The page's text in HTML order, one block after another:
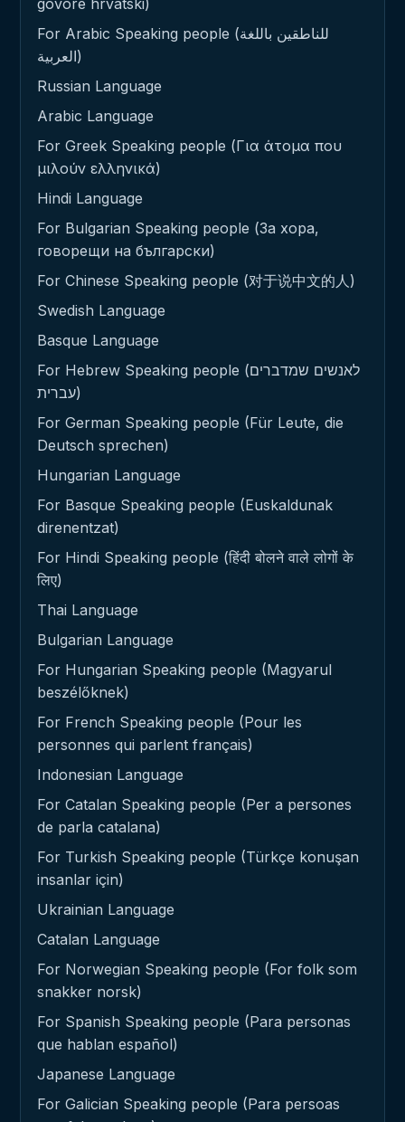
For Arabic Speaking people (للناطقين باللغة
العربية)
Russian Language
Arabic Language
For Greek Speaking people (Για άτομα που
μιλούν ελληνικά)
Hindi Language
For Bulgarian Speaking people (За хора,
говорещи на български)
For Chinese Speaking people (对于说中文的人)
Swedish Language
Basque Language
For Hebrew Speaking people (לאנשים שמדברים
עברית)
For German Speaking people (Für Leute, die
Deutsch sprechen)
Hungarian Language
For Basque Speaking people (Euskaldunak
direnentzat)
For Hindi Speaking people (हिंदी बोलने वाले लोगों के
लिए)
Thai Language
Bulgarian Language
For Hungarian Speaking people (Magyarul
beszélőknek)
For French Speaking people (Pour les
personnes qui parlent français)
Indonesian Language
For Catalan Speaking people (Per a persones
de parla catalana)
For Turkish Speaking people (Türkçe konuşan
insanlar için)
Ukrainian Language
Catalan Language
For Norwegian Speaking people (For folk som
snakker norsk)
For Spanish Speaking people (Para personas
que hablan español)
Japanese Language
For Galician Speaking people (Para persoas